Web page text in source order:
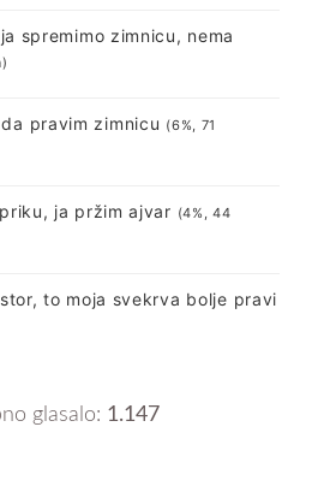
spremimo zimnicu, nema
pravim zimnicu (6%, 71
ja pržim ajvar (4%, 44
to moja svekrva bolje pravi
glasalo: 1.147